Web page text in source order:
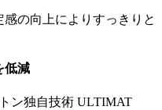
の向上によりすっきりと
低減
ン独⾃技術 ULTIMAT